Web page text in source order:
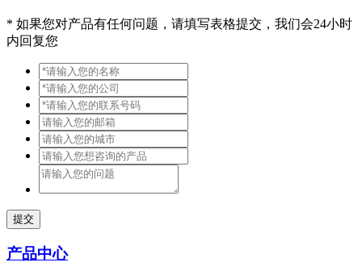
* 如果您对产品有任何问题，请填写表格提交，我们会24小时
内回复您
提交
产品中心